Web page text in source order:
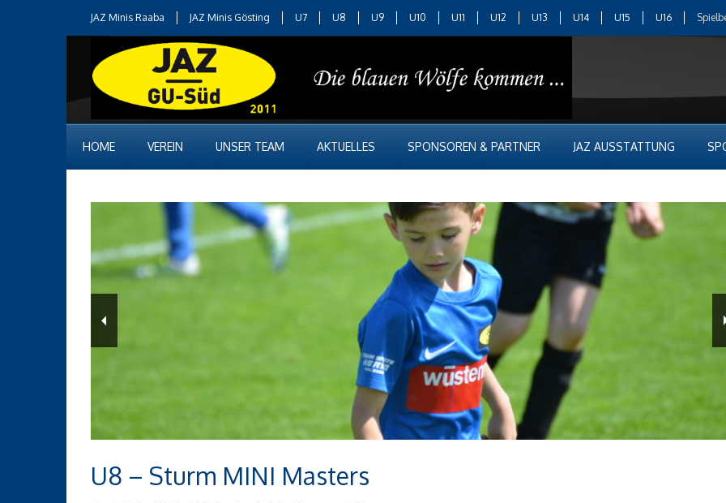
JAZ Minis Raaba JAZ Minis Gösting U7 U8 U9 U10 U11 U12 U13 U14 U15 U16
HOME VEREIN UNSER TEAM AKTUELLES SPONSOREN & PARTNER JAZ AUSSTATTUNG
U8 – Sturm MINI Masters